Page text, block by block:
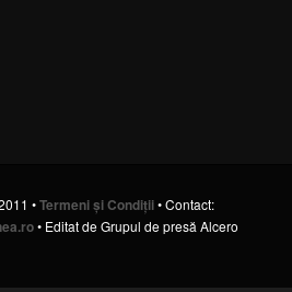
•Termeni şi Condiţii• Contact:
• Editat de Grupul de presă Alcero